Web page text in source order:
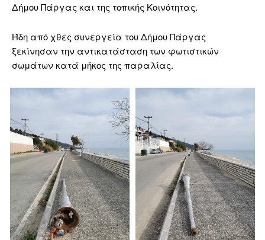
Δήμου Πάργας και της τοπικής Κοινότητας.
Ήδη από χθες συνεργεία του Δήμου Πάργας
ξεκίνησαν την αντικατάσταση των φωτιστικών
σωμάτων κατά μήκος της παραλίας.